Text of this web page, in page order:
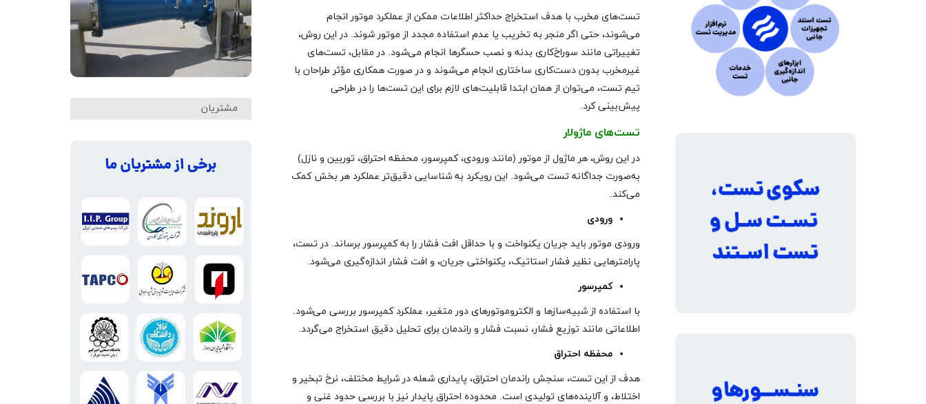
تست‌های مخرب با هدف استخراج حداکثر اطلاعات ممکن از عملکرد موتور انجام
می‌شوند، حتی اگر منجر به تخریب یا عدم استفاده مجدد از موتور شوند. در این روش،
تغییراتی مانند سوراخ‌کاری بدنه و نصب حسگرها انجام می‌شود. در مقابل، تست‌های
غیرمخرب بدون دست‌کاری ساختاری انجام می‌شوند و در صورت همکاری مؤثر طراحان با
تیم تست، می‌توان از همان ابتدا قابلیت‌های لازم برای این تست‌ها را در طراحی
پیش‌بینی کرد.
تست‌های ماژولار
در این روش، هر ماژول از موتور (مانند ورودی، کمپرسور، محفظه احتراق، توربین و نازل)
به‌صورت جداگانه تست می‌شود. این رویکرد به شناسایی دقیق‌تر عملکرد هر بخش کمک
می‌کند.
ورودی
ورودی موتور باید جریان یکنواخت و با حداقل افت فشار را به کمپرسور برساند. در تست،
پارامترهایی نظیر فشار استاتیک، یکنواختی جریان، و افت فشار اندازه‌گیری می‌شود.
کمپرسور
با استفاده از شبیه‌سازها و الکتروموتورهای دور متغیر، عملکرد کمپرسور بررسی می‌شود.
اطلاعاتی مانند توزیع فشار، نسبت فشار و راندمان برای تحلیل دقیق استخراج می‌گردد.
محفظه احتراق
هدف از این تست، سنجش راندمان احتراق، پایداری شعله در شرایط مختلف، نرخ تبخیر و
اختلاط، و آلاینده‌های تولیدی است. محدوده احتراق پایدار نیز با بررسی حدود غنی و
مشتریان